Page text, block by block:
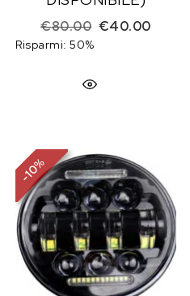
€80.00 Il prezzo
€40.00Il
Risparmi: 50%
-
10
%